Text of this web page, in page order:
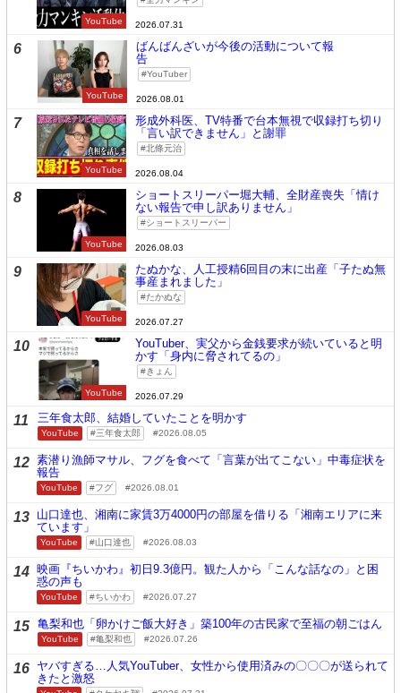
YouTube 2026.07.31
6
YouTube
ばんばんざいが今後の活動について報
告
YouTuber
2026.08.01
7
YouTube
形成外科医、TV特番で台本無視で収録打ち切り
「言い訳できません」と謝罪
北條元治
2026.08.04
8
YouTube
ショートスリーパー堀大輔、全財産喪失「情け
ない報告で申し訳ありません」
ショートスリーパー
2026.08.03
9
YouTube
たぬかな、人工授精6回目の末に出産「子たぬ無
事産まれました」
たかぬな
2026.07.27
10
YouTube
YouTuber、実父から金銭要求が続いていると明
かす「身内に脅されてるの」
きょん
2026.07.29
11 三年食太郎、結婚していたことを明かす
YouTube 三年食太郎 2026.08.05
12 素潜り漁師マサル、フグを食べて「言葉が出てこない」中毒症状を
報告
YouTube フグ 2026.08.01
13 山口達也、湘南に家賃3万4000円の部屋を借りる「湘南エリアに来
ています」
YouTube 山口達也 2026.08.03
14 映画『ちいかわ』初日9.3億円。観た人から「こんな話なの」と困
惑の声も
YouTube ちいかわ 2026.07.27
15 亀梨和也「卵かけご飯大好き」築100年の古民家で至福の朝ごはん
YouTube 亀梨和也 2026.07.26
16 ヤバすぎる…人気YouTuber、女性から使用済みの〇〇〇が送られて
きたと激怒